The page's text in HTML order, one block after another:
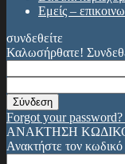
Εμείς –
συνδεθείτε
Καλωσήρθατε!
Forgot your
ΑΝΑΚΤΗΣΗ
Ανακτήστε τον